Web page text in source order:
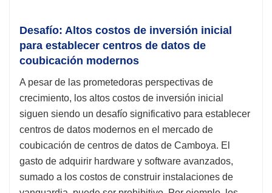
Desafío: Altos costos de inversión inicial
para establecer centros de datos de
coubicación modernos
A pesar de las prometedoras perspectivas de
crecimiento, los altos costos de inversión inicial
siguen siendo un desafío significativo para establecer
centros de datos modernos en el mercado de
coubicación de centros de datos de Camboya. El
gasto de adquirir hardware y software avanzados,
sumado a los costos de construir instalaciones de